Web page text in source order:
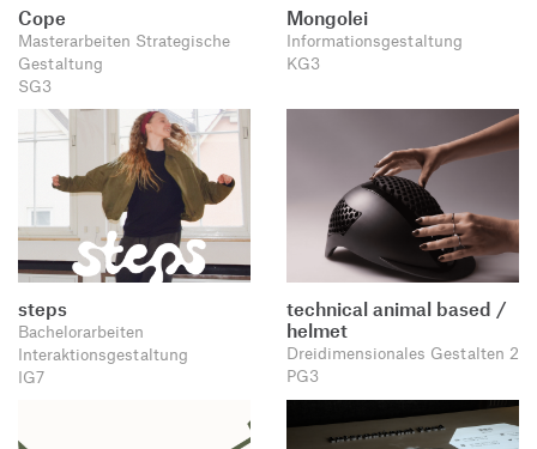
Cope
Masterarbeiten Strategische
Gestaltung
SG3
Mongolei
Informationsgestaltung
KG3
steps
Bachelorarbeiten
Interaktionsgestaltung
IG7
technical animal based /
helmet
Dreidimensionales Gestalten 2
PG3